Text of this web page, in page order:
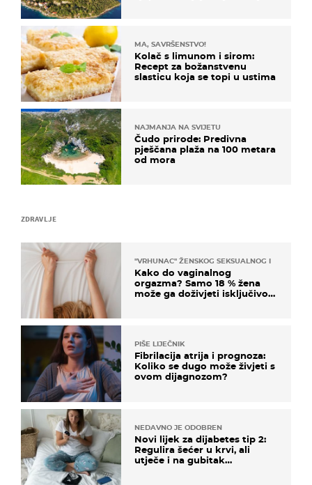
ZDRAVLJE
"VRHUNAC" ŽENSKOG SEKSUALNOG ISKUSTVA
Kako do vaginalnog
orgazma? Samo 18 % žena
može ga doživjeti isključivo
PIŠE LIJEČNIK
Fibrilacija atrija i prognoza:
Koliko se dugo može živjeti s
ovom dijagnozom?
NEDAVNO JE ODOBREN
Novi lijek za dijabetes tip 2:
Regulira šećer u krvi, ali
utječe i na gubitak
MA, SAVRŠENSTVO!
Kolač s limunom i sirom:
Recept za božanstvenu
slasticu koja se topi u ustima
NAJMANJA NA SVIJETU
Čudo prirode: Predivna
pješčana plaža na 100 metara
od mora